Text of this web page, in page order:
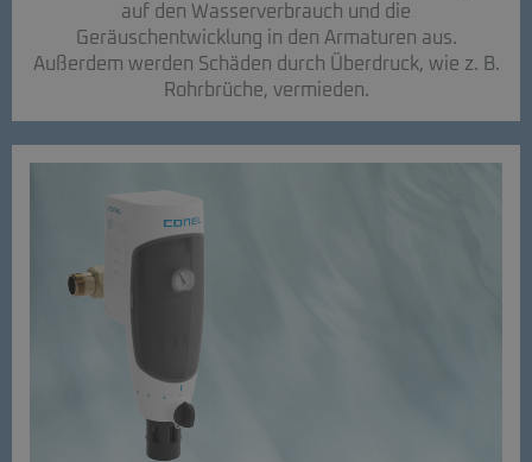
auf den Wasserverbrauch und die
Geräuschentwicklung in den Armaturen aus.
Außerdem werden Schäden durch Überdruck, wie z. B.
Rohrbrüche, vermieden.